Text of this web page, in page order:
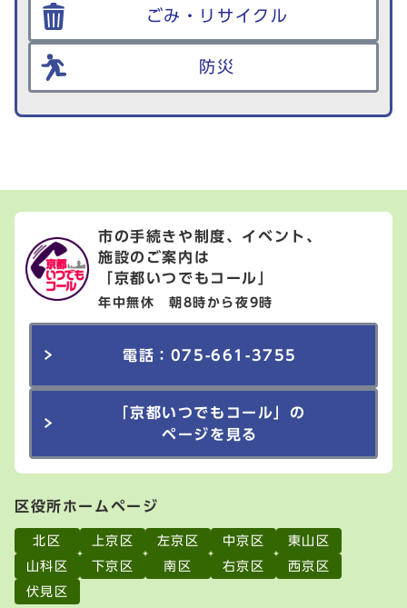
ごみ・リサイクル
防災
市の手続きや制度、イベント、
施設のご案内は
「京都いつでもコール」
年中無休 朝8時から夜9時
電話：075-661-3755
「京都いつでもコール」の
ページを見る
区役所ホームページ
北区 上京区 左京区 中京区
東山区
山科区
下京区 南区 右京区
西京区
伏見区